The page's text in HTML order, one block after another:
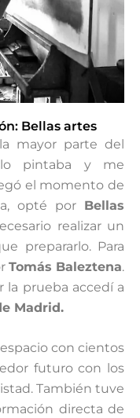
Bellas artes
mayor parte del
pintaba y me
el momento de
opté por Bellas
realizar un
prepararlo. Para
Tomás Baleztena.
la prueba accedí a
Madrid.
con cientos
futuro con los
También tuve
directa de